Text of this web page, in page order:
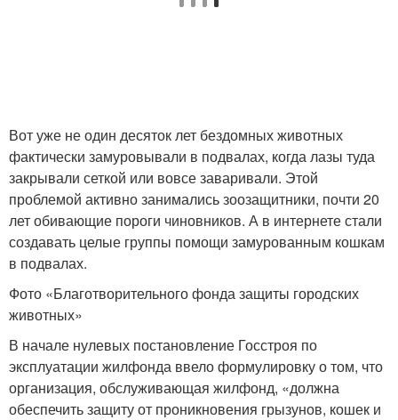
Вот уже не один десяток лет бездомных животных
фактически замуровывали в подвалах, когда лазы туда
закрывали сеткой или вовсе заваривали. Этой
проблемой активно занимались зоозащитники, почти 20
лет обивающие пороги чиновников. А в интернете стали
создавать целые группы помощи замурованным кошкам
в подвалах.
Фото «Благотворительного фонда защиты городских
животных»
В начале нулевых постановление Госстроя по
эксплуатации жилфонда ввело формулировку о том, что
организация, обслуживающая жилфонд, «должна
обеспечить защиту от проникновения грызунов, кошек и